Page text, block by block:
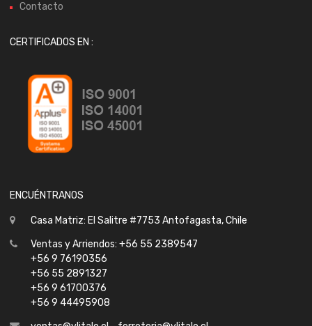
Contacto
CERTIFICADOS EN :
ENCUÉNTRANOS
Casa Matriz: El Salitre #7753 Antofagasta, Chile
Ventas y Arriendos: +56 55 2389547
+56 9 76190356
+56 55 2891327
+56 9 61700376
+56 9 44495908